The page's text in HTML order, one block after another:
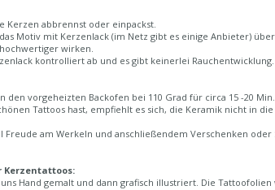
Kerzen abbrennst oder einpackst.
Motiv mit Kerzenlack (im Netz gibt es einige Anbieter)
wirken.
kontrolliert ab und es gibt keinerlei Rauchentwicklung.
den vorgeheizten Backofen bei 110 Grad für circa 15 -20
Tattoos hast, empfiehlt es sich, die Keramik nicht in
am Werkeln und anschließendem Verschenken oder
Kerzentattoos:
Hand gemalt und dann grafisch illustriert. Die